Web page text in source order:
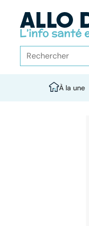
À la une